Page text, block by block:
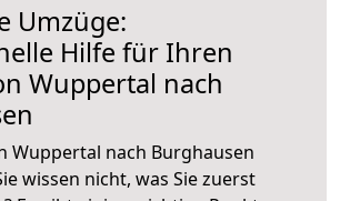
Umzüge:
Hilfe für Ihren
Wuppertal nach
Wuppertal nach Burghausen
wissen nicht, was Sie zuerst